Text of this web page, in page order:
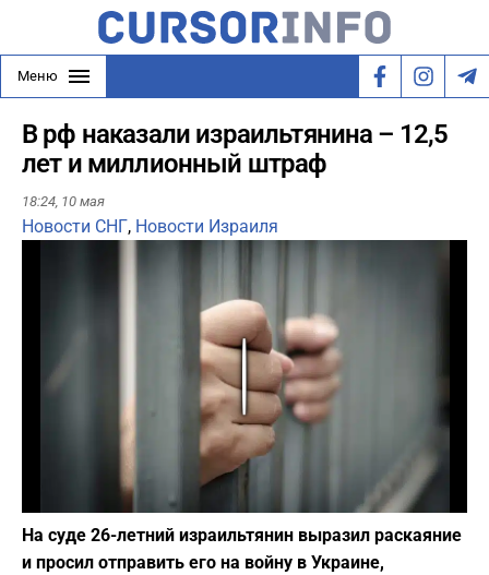
Меню
В рф наказали израильтянина – 12,5
лет и миллионный штраф
18:24, 10 мая
Новости СНГ, Новости Израиля
Play
Фото: depositphotos.com
На суде 26-летний израильтянин выразил раскаяние
и просил отправить его на войну в Украине,